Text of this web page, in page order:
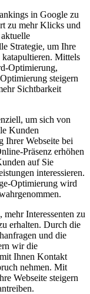
in Google zu
zu mehr Klicks und
Strategie, um Ihre
katapultieren. Mittels
Optimierung,
steigern
Sichtbarkeit
um sich von
Kunden
Ihrer Webseite bei
Präsenz erhöhen
auf Sie
interessieren.
Optimierung wird
Interessenten zu
erhalten. Durch die
und die
wir die
Ihnen Kontakt
nehmen. Mit
Webseite steigern